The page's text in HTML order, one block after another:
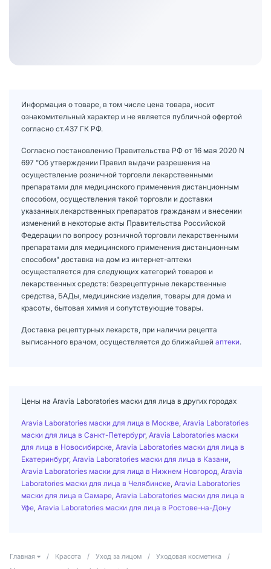
Информация о товаре, в том числе цена товара, носит
ознакомительный характер и не является публичной офертой
согласно ст.437 ГК РФ.
Согласно постановлению Правительства РФ от 16 мая 2020 N
697 "Об утверждении Правил выдачи разрешения на
осуществление розничной торговли лекарственными
препаратами для медицинского применения дистанционным
способом, осуществления такой торговли и доставки
указанных лекарственных препаратов гражданам и внесении
изменений в некоторые акты Правительства Российской
Федерации по вопросу розничной торговли лекарственными
препаратами для медицинского применения дистанционным
способом" доставка на дом из интернет-аптеки
осуществляется для следующих категорий товаров и
лекарственных средств: безрецептурные лекарственные
средства, БАДы, медицинские изделия, товары для дома и
красоты, бытовая химия и сопутствующие товары.
Доставка рецептурных лекарств, при наличии рецепта
выписанного врачом, осуществляется до ближайшей аптеки.
Цены на Aravia Laboratories маски для лица в других городах
Aravia Laboratories маски для лица в Москве Aravia Laboratories
маски для лица в Санкт-Петербург, Aravia Laboratories маски
для лица в Новосибирске Aravia Laboratories маски для лица в
Екатеринбург, Aravia Laboratories маски для лица в Казани
Aravia Laboratories маски для лица в Нижнем Новгород Aravia
Laboratories маски для лица в Челябинске Aravia Laboratories
маски для лица в Самаре Aravia Laboratories маски для лица в
Уфе Aravia Laboratories маски для лица в Ростове-на-Дону
Главная / Красота / Уход за лицом / Уходовая косметика
/